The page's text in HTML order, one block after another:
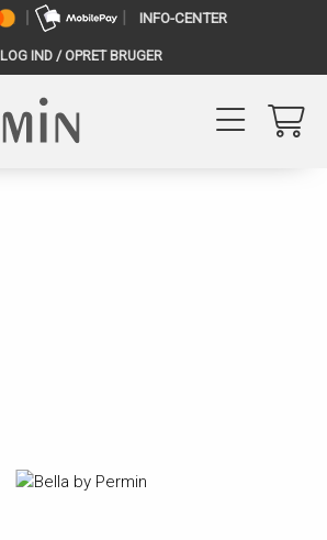
INFO-CENTER
LOG IND / OPRET BRUGER